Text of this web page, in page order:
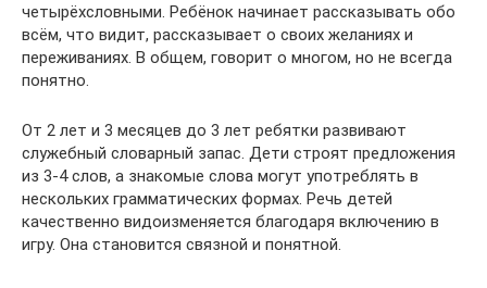
четырёхсловными. Ребёнок начинает рассказывать обо
всём, что видит, рассказывает о своих желаниях и
переживаниях. В общем, говорит о многом, но не всегда
понятно.
От 2 лет и 3 месяцев до 3 лет ребятки развивают
служебный словарный запас. Дети строят предложения
из 3-4 слов, а знакомые слова могут употреблять в
нескольких грамматических формах. Речь детей
качественно видоизменяется благодаря включению в
игру. Она становится связной и понятной.